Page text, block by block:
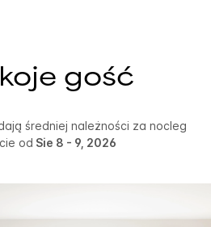
gość
średniej należności za nocleg
od Sie 8 - 9, 2026